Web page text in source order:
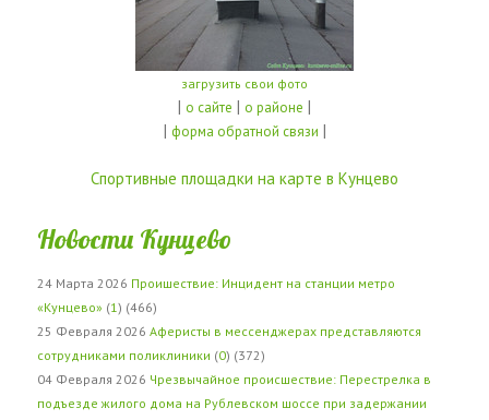
загрузить свои фото
| о сайте | о районе |
| форма обратной связи |
Спортивные площадки на карте в Кунцево
Новости Кунцево
24 Марта 2026 Проишествие: Инцидент на станции метро
«Кунцево» (1 ) (466)
25 Февраля 2026 Аферисты в мессенджерах представляются
сотрудниками поликлиники (0) (372)
04 Февраля 2026 Чрезвычайное происшествие: Перестрелка в
подъезде жилого дома на Рублевском шоссе при задержании